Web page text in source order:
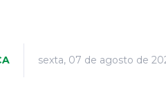
sexta, 07 de agosto de